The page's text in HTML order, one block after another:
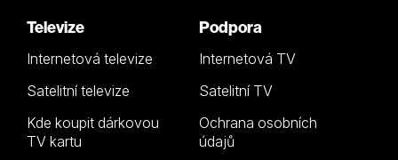
Televize
Internetová televize
Satelitní televize
Kde koupit dárkovou
TV kartu
Podpora
Internetová TV
Satelitní TV
Ochrana osobních
údajů